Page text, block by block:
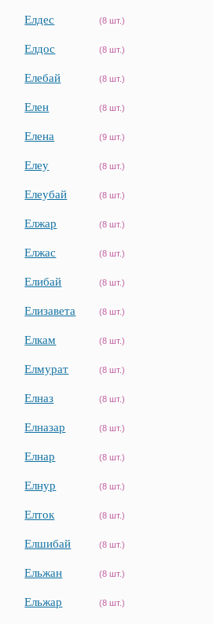
Елдес (8 шт.)
Елдос (8 шт.)
Елебай (8 шт.)
Елен (8 шт.)
Елена (9 шт.)
Елеу (8 шт.)
Елеубай (8 шт.)
Елжар (8 шт.)
Елжас (8 шт.)
Елибай (8 шт.)
Елизавета (8 шт.)
Елкам (8 шт.)
Елмурат (8 шт.)
Елназ (8 шт.)
Елназар (8 шт.)
Елнар (8 шт.)
Елнур (8 шт.)
Елток (8 шт.)
Елшибай (8 шт.)
Ельжан (8 шт.)
Ельжар (8 шт.)